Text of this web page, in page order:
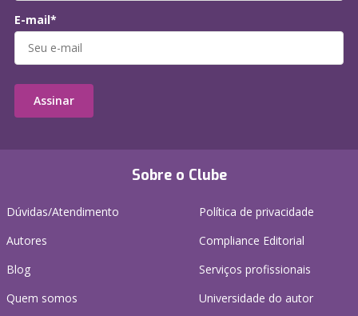
Sobre o Clube
Dúvidas/Atendimento
Autores
Blog
Quem somos
Política de privacidade
Compliance Editorial
Serviços profissionais
Universidade do autor
E-mail*
Assinar